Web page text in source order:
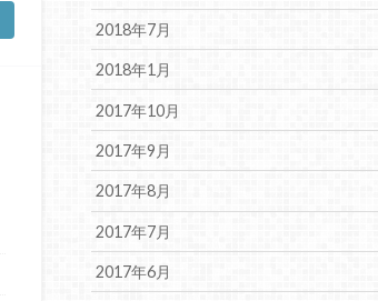
2018年7月
2018年1月
2017年10月
2017年9月
2017年8月
2017年7月
2017年6月